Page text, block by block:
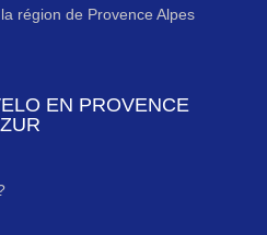
région de Provence Alpes
EN PROVENCE